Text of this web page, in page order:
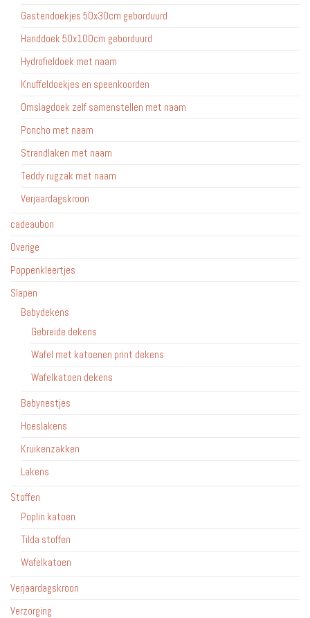
Gastendoekjes 50x30cm geborduurd
Handdoek 50x100cm geborduurd
Hydrofieldoek met naam
Knuffeldoekjes en speenkoorden
Omslagdoek zelf samenstellen met naam
Poncho met naam
Strandlaken met naam
Teddy rugzak met naam
Verjaardagskroon
cadeaubon
Overige
Poppenkleertjes
Slapen
Babydekens
Gebreide dekens
Wafel met katoenen print dekens
Wafelkatoen dekens
Babynestjes
Hoeslakens
Kruikenzakken
Lakens
Stoffen
Poplin katoen
Tilda stoffen
Wafelkatoen
Verjaardagskroon
Verzorging